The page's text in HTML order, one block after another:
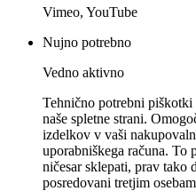
Vimeo, YouTube
Nujno potrebno
Vedno aktivno
Tehnično potrebni
naše spletne strani.
izdelkov v vaši
uporabniškega računa. To
ničesar sklepati, prav tako
posredovani tretjim